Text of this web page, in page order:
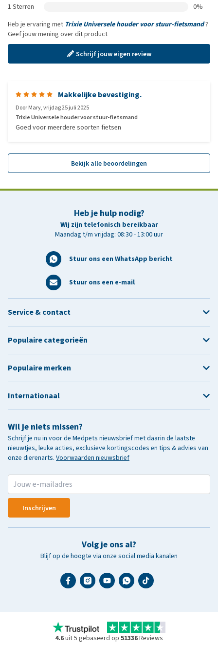
1 Sterren
0%
Heb je ervaring met Trixie Universele houder voor stuur-fietsmand?
Geef jouw mening over dit product
Schrijf jouw eigen review
Makkelijke bevestiging.
DoorMary,vrijdag 25 juli 2025
Trixie Universele houder voor stuur-fietsmand
Goed voor meerdere soorten fietsen
Bekijk alle beoordelingen
Heb je hulp nodig?
Wij zijn telefonisch bereikbaar
Maandag t/m vrijdag: 08:30 - 13:00 uur
Stuur ons een WhatsApp bericht
Stuur ons een e-mail
Wil je niets missen?
Schrijf je nu in voor de Medpets nieuwsbrief met daarin de laatste
nieuwtjes, leuke acties, exclusieve kortingscodes en tips & advies van
onze dierenarts. Voorwaarden nieuwsbrief
Inschrijven
Volg je ons al?
Blijf op de hoogte via onze social media kanalen
Service & contact
Populaire categorieën
Populaire merken
Internationaal
4.6uit 5 gebaseerd op 51336Reviews